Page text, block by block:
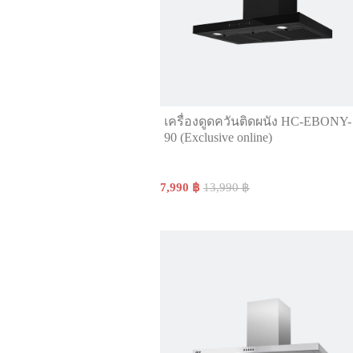
เครื่องดูดควันติดผนัง HC-EBONY-
90 (Exclusive online)
7,990 ฿ 13,990 ฿